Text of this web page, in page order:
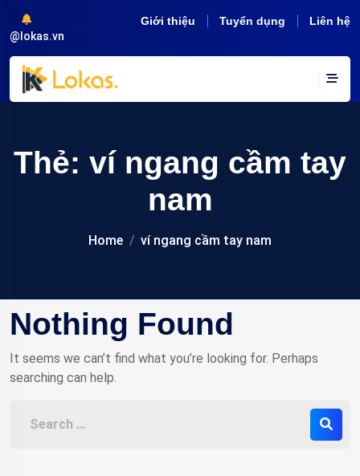
@lokas.vn
Giới thiệu Tuyển dụng Liên hệ
Thẻ: ví ngang cầm tay
nam
Home ví ngang cầm tay nam
Nothing Found
It seems we can’t find what you’re looking for. Perhaps
searching can help.